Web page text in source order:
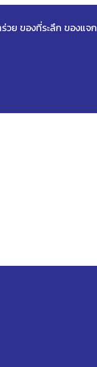
วย ของที่ระลึก ของแจก